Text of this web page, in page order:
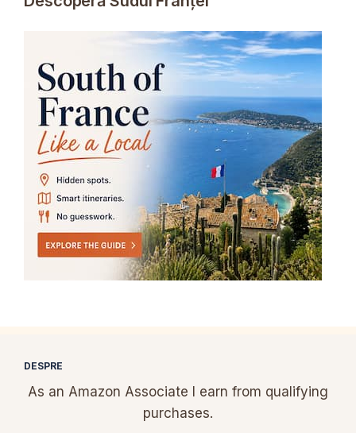
DESPRE
As an Amazon Associate I earn from qualifying
purchases.